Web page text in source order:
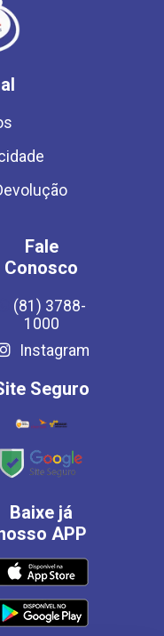
Fale
Conosco
(81) 3788-
1000
Instagram
Seguro
Baixe já
APP